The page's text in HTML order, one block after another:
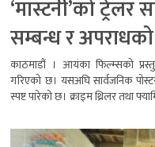
‘मास्टर्नी’को
सम्बन्ध र
काठमाडौं । आयंका फिल्म्सको
गरिएको छ। यसअघि सार्वजनिक
स्पष्ट पारेको छ। क्राइम थ्रिलर तथा